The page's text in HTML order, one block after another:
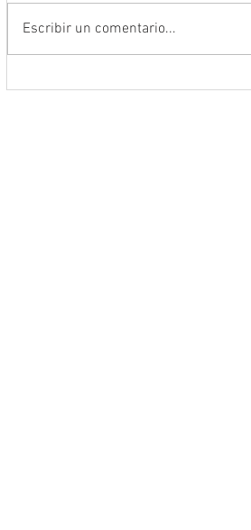
Escribir un comentario...